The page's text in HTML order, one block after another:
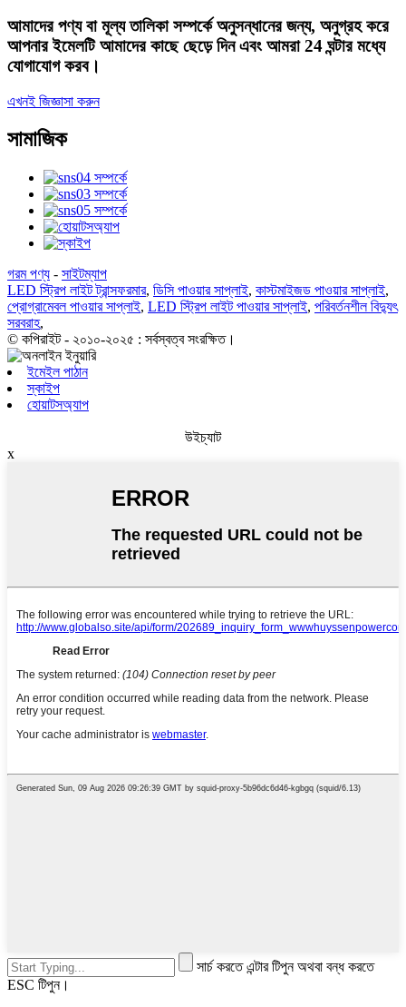
আমাদের পণ্য বা মূল্য তালিকা সম্পর্কে অনুসন্ধানের জন্য, অনুগ্রহ করে
আপনার ইমেলটি আমাদের কাছে ছেড়ে দিন এবং আমরা 24 ঘন্টার মধ্যে
যোগাযোগ করব।
এখনই জিজ্ঞাসা করুন
সামাজিক
গরম পণ্য - সাইটম্যাপ
LED স্ট্রিপ লাইট ট্রান্সফরমার, ডিসি পাওয়ার সাপ্লাই, কাস্টমাইজড পাওয়ার সাপ্লাই,
প্রোগ্রামেবল পাওয়ার সাপ্লাই, LED স্ট্রিপ লাইট পাওয়ার সাপ্লাই, পরিবর্তনশীল বিদ্যুৎ
সরবরাহ,
© কপিরাইট - ২০১০-২০২৫ : সর্বস্বত্ব সংরক্ষিত।
ইমেইল পাঠান
স্কাইপ
হোয়াটসঅ্যাপ
উইচ্যাট
x
সার্চ করতে এন্টার টিপুন অথবা বন্ধ করতে
ESC টিপুন।